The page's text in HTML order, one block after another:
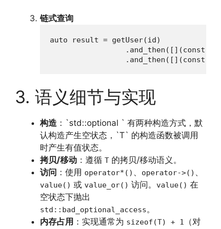
链式查询
auto result = getUser(id)
.and_then([](const
.and_then([](const
3. 语义细节与实现
构造 ：`std::optional ` 有两种构造方式，默
认构造产生空状态，`T` 的构造函数被调用
时产生有值状态。
拷贝/移动 ：遵循 T 的拷贝/移动语义。
访问 ：使用 operator*() 、 operator->() 、
value() 或 value_or() 访问。 value() 在
空状态下抛出
std::bad_optional_access。
内存占用 ：实现通常为 sizeof(T) + 1 （对